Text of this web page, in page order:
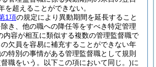
を超えることができない。
1項の規定により異動期間を延長すること
き、他の職への降任等をすべき特定管理
内容が相互に類似する複数の管理監督職で
欠員を容易に補充することができない年
特別の事情がある管理監督職として規則
職をいう。以下この項において同じ。)に